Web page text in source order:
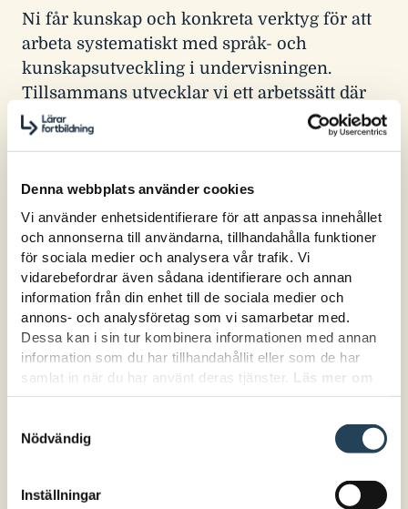
Denna webbplats använder cookies
Vi använder enhetsidentifierare för att anpassa innehållet
och annonserna till användarna, tillhandahålla funktioner
för sociala medier och analysera vår trafik. Vi
vidarebefordrar även sådana identifierare och annan
information från din enhet till de sociala medier och
annons- och analysföretag som vi samarbetar med.
Dessa kan i sin tur kombinera informationen med annan
information som du har tillhandahållit eller som de har
samlat in när du har använt deras tjänster. Läs mer om
hur vi hanterar cookies här.
Nödvändig
Inställningar
Ni får kunskap och konkreta verktyg för att
arbeta systematiskt med språk- och
kunskapsutveckling i undervisningen.
Tillsammans utvecklar vi ett arbetssätt där
alla elever får använda, utveckla och visa
sina kunskaper genom språket. Det skapar
en likvärdigare skola – oavsett språklig
bakgrund.
Möt kraven i språkligt heterogena
klassrum
Många elever möter språkliga krav de inte är
rustade för – särskilt flerspråkiga elever,
men också andra i språklig sårbarhet.
Samtidigt efterfrågar många lärare stöd i hur
ämnen. Den här kursen möter just det
för att skapa en undervisning som bygger på